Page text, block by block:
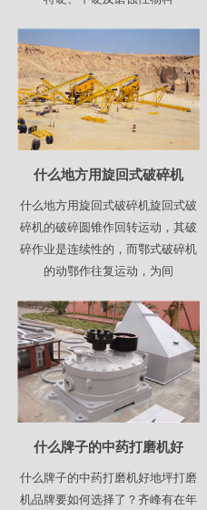
什么地方用旋回式破碎机
什么地方用旋回式破碎机旋回式破
碎机的破碎圆锥作回转运动，其破
碎作业是连续性的，而鄂式破碎机
的动鄂作往复运动，为间
什么牌子的中药打磨机好
什么牌子的中药打磨机好地坪打磨
机品牌要如何选择了？齐峰有在年